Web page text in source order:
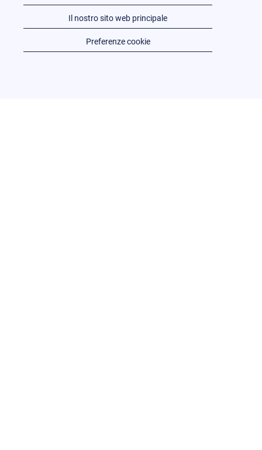
Il nostro sito web principale
Preferenze cookie